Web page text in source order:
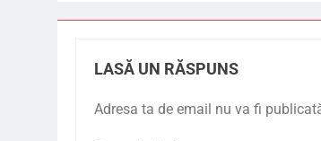
LASĂ UN RĂSPUNS
Adresa ta de email nu va fi